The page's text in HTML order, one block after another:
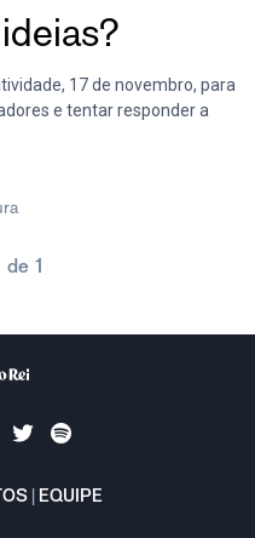
17 de novembro, para
e tentar responder a
de 1
EQUIPE